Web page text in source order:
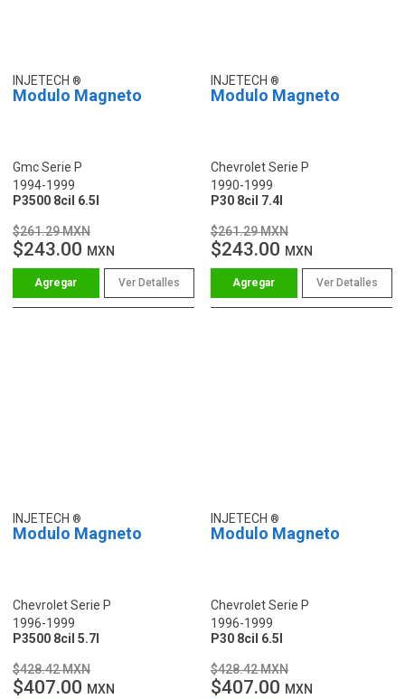
INJETECH
Modulo Magneto
Gmc Serie P
1994-1999
P3500 8cil 6.5l
$261.29 MXN
$243.00 MXN
Ver Detalles
INJETECH
Modulo Magneto
Chevrolet Serie P
1990-1999
P30 8cil 7.4l
$261.29 MXN
$243.00 MXN
Ver Detalles
INJETECH
Modulo Magneto
Chevrolet Serie P
1996-1999
P3500 8cil 5.7l
$428.42 MXN
$407.00 MXN
INJETECH
Modulo Magneto
Chevrolet Serie P
1996-1999
P30 8cil 6.5l
$428.42 MXN
$407.00 MXN